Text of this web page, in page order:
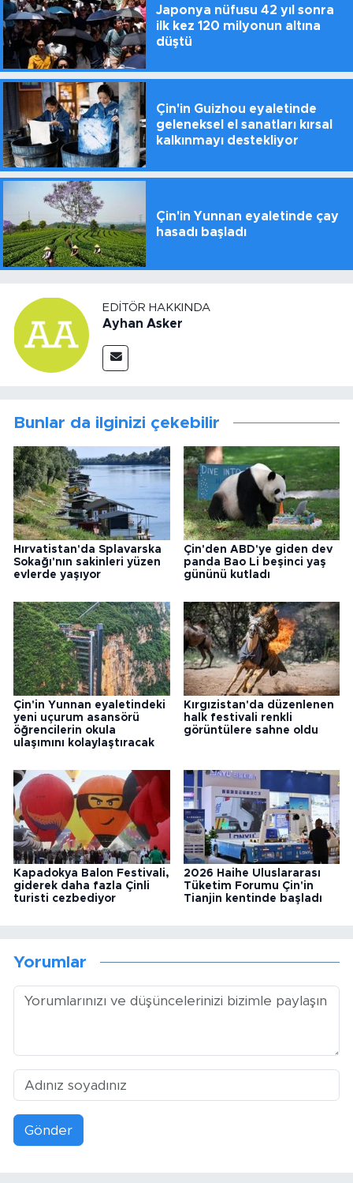
Japonya nüfusu 42 yıl sonra
ilk kez 120 milyonun altına
düştü
Çin'in Guizhou eyaletinde
geleneksel el sanatları kırsal
kalkınmayı destekliyor
Çin'in Yunnan eyaletinde çay
hasadı başladı
EDITÖR HAKKINDA
Ayhan Asker
Bunlar da ilginizi çekebilir
Hırvatistan'da Splavarska
Sokağı'nın sakinleri yüzen
evlerde yaşıyor
Çin'den ABD'ye giden dev
panda Bao Li beşinci yaş
gününü kutladı
Çin'in Yunnan eyaletindeki
yeni uçurum asansörü
öğrencilerin okula
ulaşımını kolaylaştıracak
Kırgızistan'da düzenlenen
halk festivali renkli
görüntülere sahne oldu
Kapadokya Balon Festivali,
giderek daha fazla Çinli
turisti cezbediyor
2026 Haihe Uluslararası
Tüketim Forumu Çin'in
Tianjin kentinde başladı
Yorumlar
Gönder